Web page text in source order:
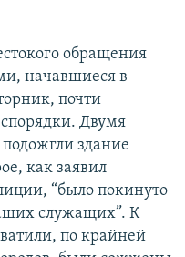
обращения
начавшиеся в
почти
Двумя
здание
как заявил
“было покинуто
служащих”. К
по крайней